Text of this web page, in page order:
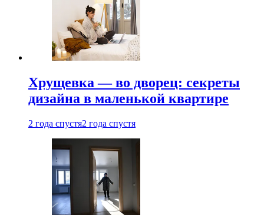
Хрущевка — во дворец: секреты
дизайна в маленькой квартире
2 года спустя2 года спустя